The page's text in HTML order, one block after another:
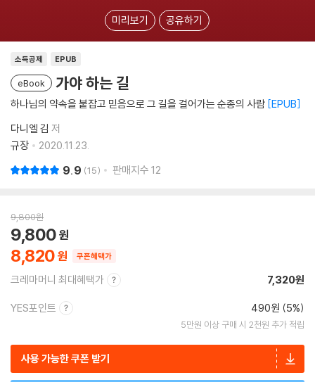
미리보기 공유하기
소득공제 EPUB
eBook 가야 하는 길
하나님의 약속을 붙잡고 믿음으로 그 길을 걸어가는 순종의 사람 EPUB
다니엘 김 저
규장
2020.11.23.
9.9 15 판매지수 12
9,800원
8,820
9,800
쿠폰혜택가
크레마머니 최대혜택가 7,320원
YES포인트 490원 (5%)
5만원 이상 구매 시 2천원 추가 적립
사용 가능한 쿠폰 받기